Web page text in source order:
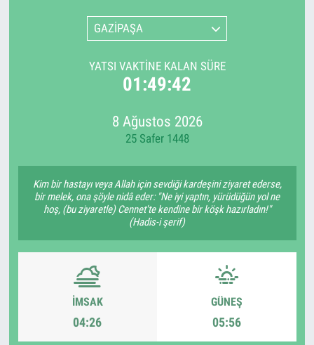
GAZİPAŞA
YATSI VAKTINE KALAN SÜRE
01:49:42
8 Ağustos 2026
25 Safer 1448
Kim bir hastayı veya Allah için sevdiği kardeşini ziyaret ederse,
bir melek, ona şöyle nidâ eder: "Ne iyi yaptın, yürüdüğün yol ne
hoş, (bu ziyaretle) Cennet'te kendine bir köşk hazırladın!"
(Hadis-i şerif)
İMSAK
04:26
GÜNEŞ
05:56